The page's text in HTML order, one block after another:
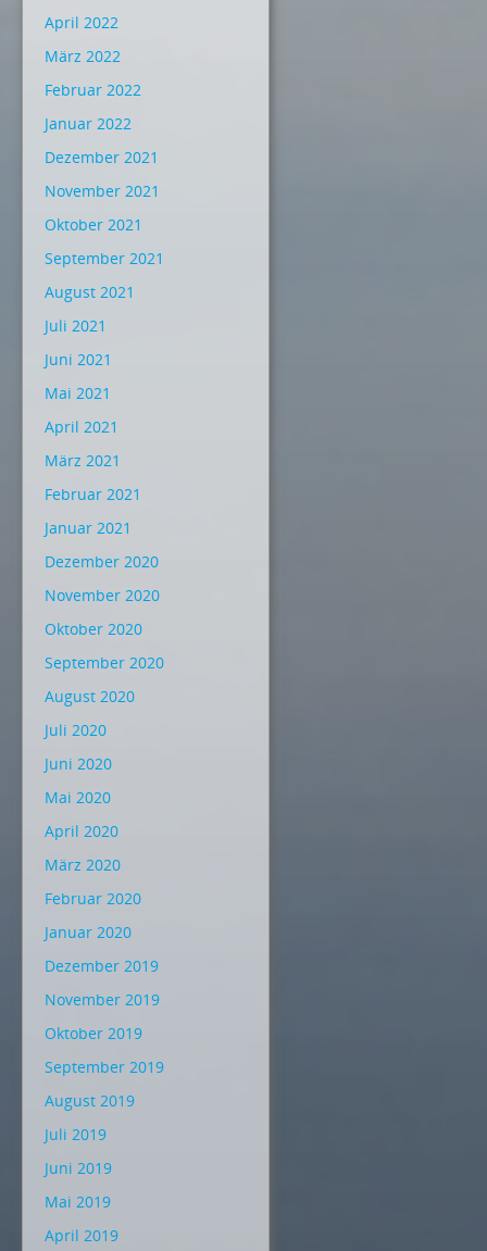
April 2022
März 2022
Februar 2022
Januar 2022
Dezember 2021
November 2021
Oktober 2021
September 2021
August 2021
Juli 2021
Juni 2021
Mai 2021
April 2021
März 2021
Februar 2021
Januar 2021
Dezember 2020
November 2020
Oktober 2020
September 2020
August 2020
Juli 2020
Juni 2020
Mai 2020
April 2020
März 2020
Februar 2020
Januar 2020
Dezember 2019
November 2019
Oktober 2019
September 2019
August 2019
Juli 2019
Juni 2019
Mai 2019
April 2019